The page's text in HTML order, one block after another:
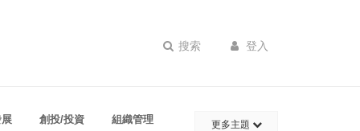
搜索 登入
創投/投資 組織管理 更多主題